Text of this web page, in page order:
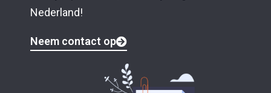
Nederland!
Neem contact op